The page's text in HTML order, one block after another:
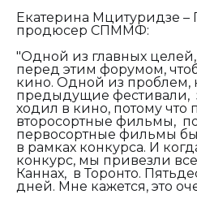
Екатерина Мцитуридзе –
продюсер СПММФ:
"Одной из главных
перед этим форумом,
кино. Одной из проблем,
предыдущие фестивали,
ходил в кино, потому что
второсортные фильмы,
первосортные фильмы
в рамках конкурса. И
конкурс, мы привезли
Каннах, в Торонто.
дней. Мне кажется, это